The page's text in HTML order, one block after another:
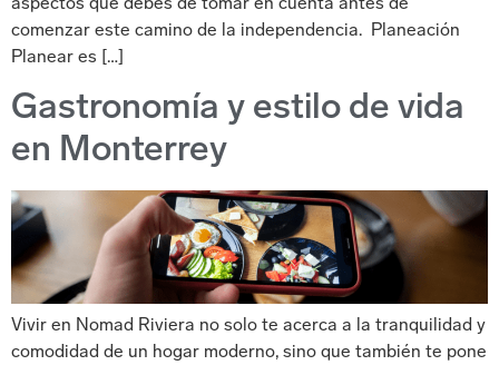
aspectos que debes de tomar en cuenta antes de
comenzar este camino de la independencia. Planeación
Planear es […]
Gastronomía y estilo de vida
en Monterrey
Vivir en Nomad Riviera no solo te acerca a la tranquilidad y
comodidad de un hogar moderno, sino que también te pone